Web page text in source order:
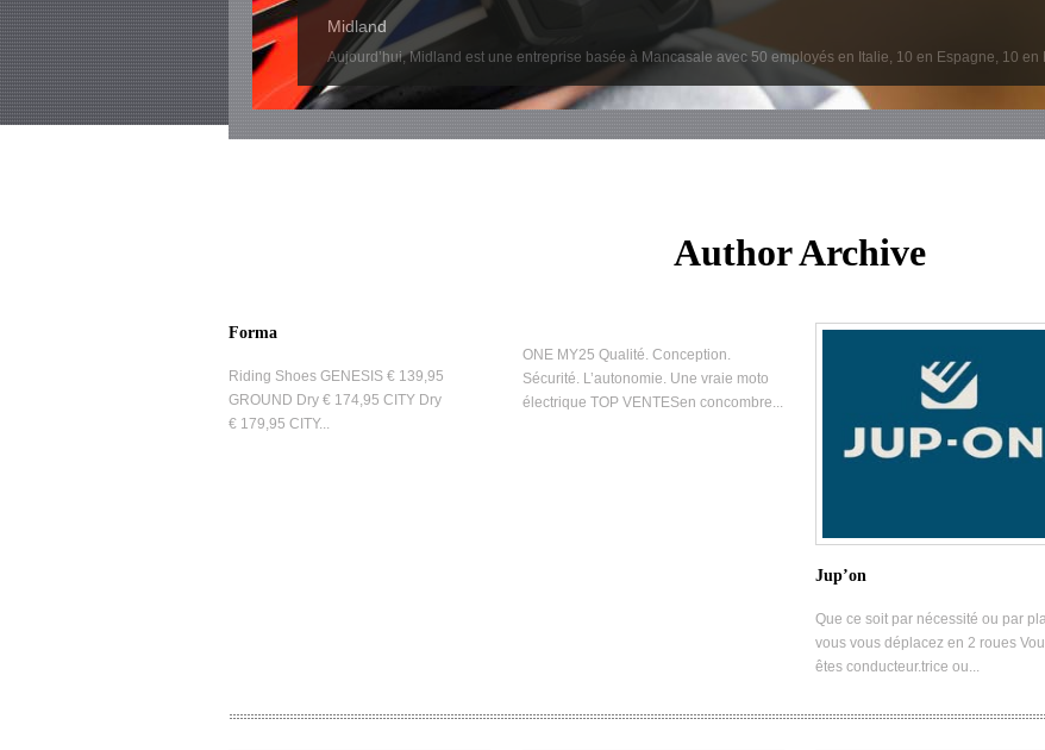
Casque Nox
...
Author Archive
Forma
Riding Shoes GENESIS € 139,95
GROUND Dry € 174,95 CITY Dry
€ 179,95 CITY...
ONE MY25 Qualité. Conception.
Sécurité. L’autonomie. Une vraie moto
électrique TOP VENTESen concombre...
Jup’on
Que ce soit par nécessité ou par
vous vous déplacez en 2 roues
êtes conducteur.trice ou...